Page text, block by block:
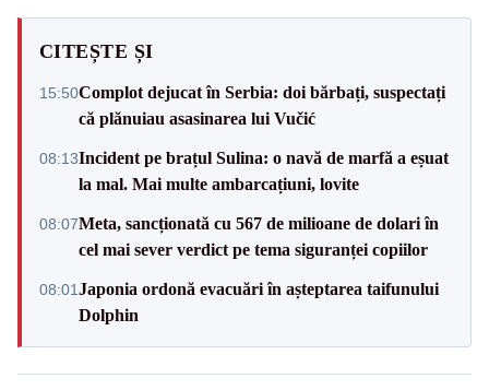
CITEȘTE ȘI
15:50Complot dejucat în Serbia: doi bărbați, suspectați
că plănuiau asasinarea lui Vučić
08:13Incident pe brațul Sulina: o navă de marfă a eșuat
la mal. Mai multe ambarcațiuni, lovite
08:07Meta, sancționată cu 567 de milioane de dolari în
cel mai sever verdict pe tema siguranței copiilor
08:01Japonia ordonă evacuări în așteptarea taifunului
Dolphin